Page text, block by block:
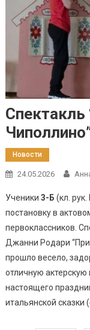
Новости
24.05.2026
Ученики 3-Б (кл.
постановку в
первоклассников.
Джанни Родари
прошло весело,
отличную
настоящего
итальянской сказки